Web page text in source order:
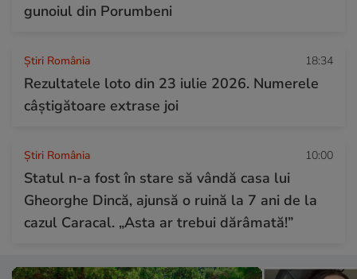
gunoiul din Porumbeni
Știri România 18:34
Rezultatele loto din 23 iulie 2026. Numerele
câștigătoare extrase joi
Știri România 10:00
Statul n-a fost în stare să vândă casa lui
Gheorghe Dincă, ajunsă o ruină la 7 ani de la
cazul Caracal. „Asta ar trebui dărâmată!”